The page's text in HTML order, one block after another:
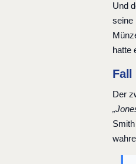
Und
seine
hatte
Fall
Der